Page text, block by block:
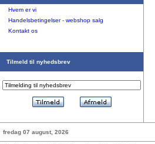
Våddragt Musto Hikers m. pads, medium
DKK1.139,40
Hvem er vi
Handelsbetingelser - webshop salg
Kontakt os
Tilmeld til nyhedsbrev
fredag 07 august, 2026